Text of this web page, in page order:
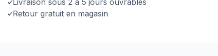
Livraison sous 2 à 5 jours ouvrables
Retour gratuit en magasin